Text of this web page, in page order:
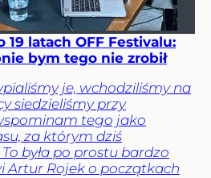
19 latach OFF Festivalu:
bym tego nie zrobił
je, wchodziliśmy na
siedzieliśmy przy
tego jako
za którym dziś
była po prostu bardzo
Artur Rojek o początkach